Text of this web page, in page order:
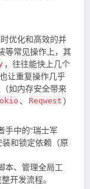
优化和高效的并
等常见操作上，其
，往往能快上几个
让重复操作几乎
如内存安全带来
、 Reqwest ）
手中的“瑞士军
和锁定依赖（原
本、管理全局工
开发流程。